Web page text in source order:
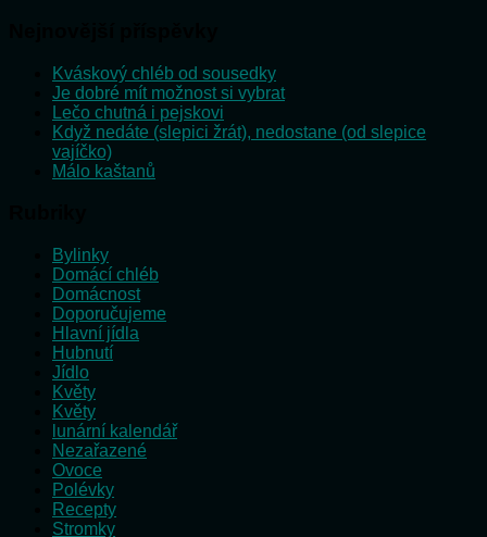
Kváskový chléb od sousedky
Je dobré mít možnost si vybrat
Lečo chutná i pejskovi
Když nedáte (slepici žrát), nedostane (od slepice
vajíčko)
Málo kaštanů
Bylinky
Domácí chléb
Domácnost
Doporučujeme
Hlavní jídla
Hubnutí
Jídlo
Květy
Květy
lunární kalendář
Nezařazené
Ovoce
Polévky
Recepty
Stromky